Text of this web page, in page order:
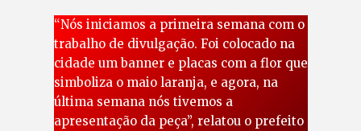
“Nós iniciamos a primeira semana com o
trabalho de divulgação. Foi colocado na
cidade um banner e placas com a flor que
simboliza o maio laranja, e agora, na
última semana nós tivemos a
apresentação da peça”, relatou o prefeito